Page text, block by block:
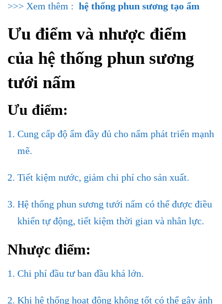
>>> Xem thêm : hệ thống phun sương tạo ẩm
Ưu điểm và nhược điểm
của hệ thống phun sương
tưới nấm
Ưu điểm:
Cung cấp độ ẩm đầy đủ cho nấm phát triển mạnh
mẽ.
Tiết kiệm nước, giảm chi phí cho sản xuất.
Hệ thống phun sương tưới nấm có thể được điều
khiển tự động, tiết kiệm thời gian và nhân lực.
Nhược điểm:
Chi phí đầu tư ban đầu khá lớn.
Khi hệ thống hoạt động không tốt có thể gây ảnh